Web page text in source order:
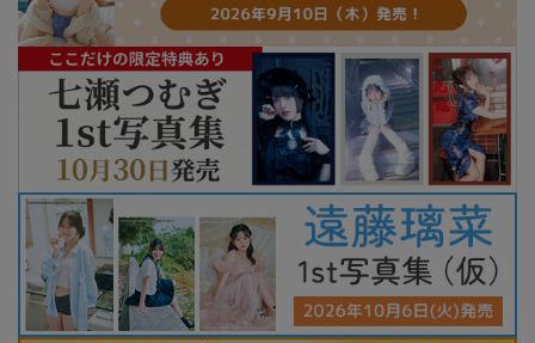
プライバシーポリシー
特定商取引法について
お問い合わせ